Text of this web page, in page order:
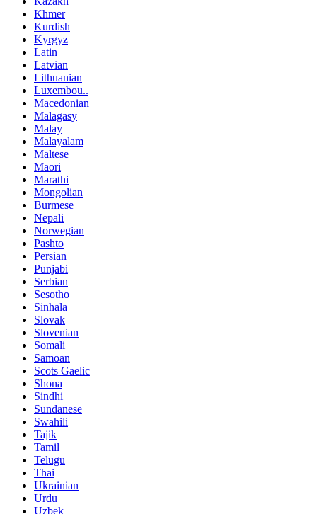
Khmer
Kurdish
Kyrgyz
Latin
Latvian
Lithuanian
Luxembou..
Macedonian
Malagasy
Malay
Malayalam
Maltese
Maori
Marathi
Mongolian
Burmese
Nepali
Norwegian
Pashto
Persian
Punjabi
Serbian
Sesotho
Sinhala
Slovak
Slovenian
Somali
Samoan
Scots Gaelic
Shona
Sindhi
Sundanese
Swahili
Tajik
Tamil
Telugu
Thai
Ukrainian
Urdu
Uzbek